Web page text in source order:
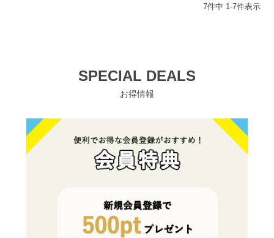
7件中 1-7件表示
SPECIAL DEALS
お得情報